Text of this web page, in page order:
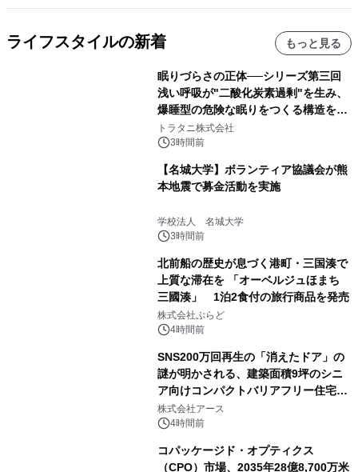
ライフスタイルの新着 もっと見る
眠りづらさの正体──シリーズ第三回
浅い呼吸が"二酸化炭素過剰"を生み、
爆睡型の危険な眠りをつくる構造を解
説
トラタニ株式会社
3時間前
【名城大学】ボランティア協議会が熊
本地震で募金活動を実施
学校法人 名城大学
3時間前
北前船の歴史が息づく港町・三国湊で
上質な滞在を 「オーベルジュほまち
三國湊」 1泊2食付の旅行商品を発売
株式会社ぷらど
4時間前
SNS200万回再生の「消えたドア」の
謎が明かされる、建築面積9坪のシニ
ア向けコンパクトバリアフリー住宅が
誕生
株式会社アース
4時間前
コパッケージド・オプティクス
（CPO）市場、2035年28億8,700万米